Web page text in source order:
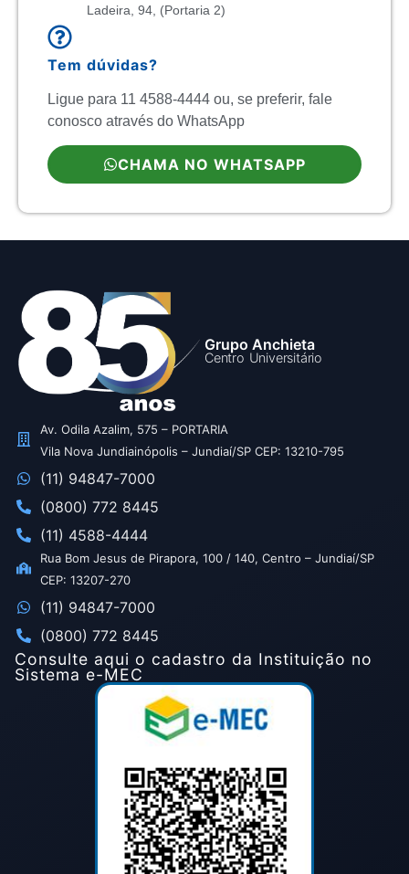
Ladeira, 94, (Portaria 2)
Tem dúvidas?
Ligue para 11 4588-4444 ou, se preferir, fale
conosco através do WhatsApp
CHAMA NO WHATSAPP
Grupo Anchieta
Centro Universitário
Av. Odila Azalim, 575 – PORTARIA
Vila Nova Jundiainópolis – Jundiaí/SP CEP: 13210-795
(11) 94847-7000
(0800) 772 8445
(11) 4588-4444
Rua Bom Jesus de Pirapora, 100 / 140, Centro – Jundiaí/SP
CEP: 13207-270
(11) 94847-7000
(0800) 772 8445
Consulte aqui o cadastro da Instituição no
Sistema e-MEC